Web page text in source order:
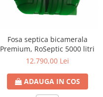
Fosa septica bicamerala
Premium, RoSeptic 5000 litri
12.790,00 Lei
ADAUGA IN COS